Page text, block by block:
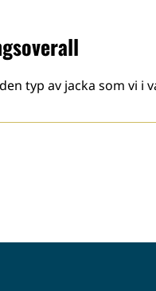
typ av jacka som vi i